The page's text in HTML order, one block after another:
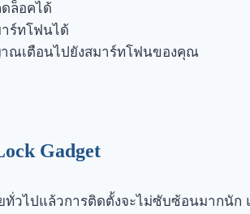
ล็อคได้
ร์ทโฟนได้
าณเตือนไปยังสมาร์ทโฟนของคุณ
Gadget
วไปแล้วการติดตั้งจะไม่ซับซ้อนมากนัก